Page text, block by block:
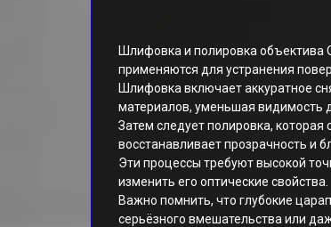
Шлифовка и полировка объектива
применяются для устранения
Шлифовка включает аккуратное
материалов, уменьшая видимость
Затем следует полировка,
восстанавливает прозрачность и
Эти процессы требуют высокой
изменить его оптические свойства.
Важно помнить, что глубокие
серьёзного вмешательства или